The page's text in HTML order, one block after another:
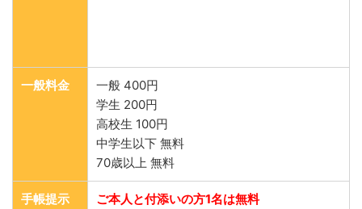
一般料金
一般 400円
学生 200円
高校生 100円
中学生以下 無料
70歳以上 無料
手帳提示
ご本人と付添いの方1名は無料